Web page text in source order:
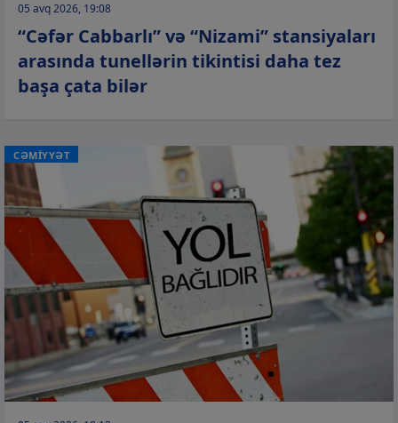
05 avq 2026, 19:08
“Cəfər Cabbarlı” və “Nizami” stansiyaları
arasında tunellərin tikintisi daha tez
başa çata bilər
CƏMİYYƏT